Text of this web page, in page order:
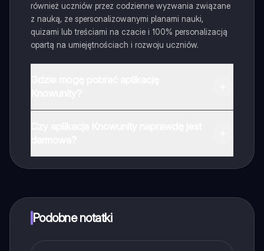
również uczniów przez codzienne wyzwania związane
z nauką, ze spersonalizowanymi planami nauki,
quizami lub treściami na czacie i 100% personalizacją
opartą na umiejętnościach i rozwoju uczniów.
które również możesz otrzymać za darmo. Dodatkowo
oferujemy usługę Knowunity Premium, która pozwala
Podobne notatki